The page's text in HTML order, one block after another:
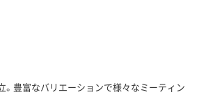
。豊富なバリエーションで様々なミーティン